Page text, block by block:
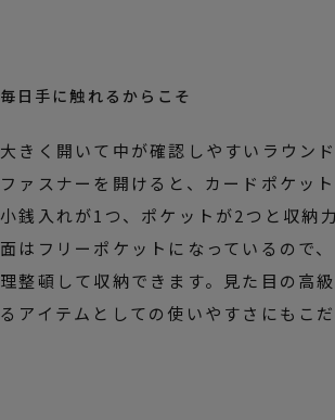
毎日手に触れるからこそ
大きく開いて中が確認しやすいラウン
ファスナーを開けると、カードポケッ
小銭入れが1つ、ポケットが2つと収納
面はフリーポケットになっているので
理整頓して収納できます。見た目の高
るアイテムとしての使いやすさにもこだ